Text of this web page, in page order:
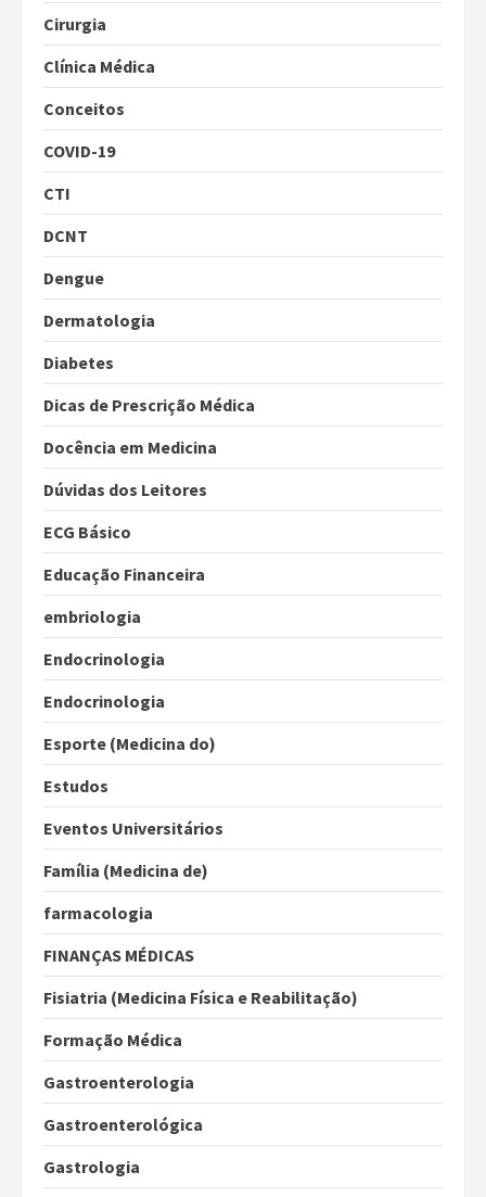
Cirurgia
Clínica Médica
Conceitos
COVID-19
CTI
DCNT
Dengue
Dermatologia
Diabetes
Dicas de Prescrição Médica
Docência em Medicina
Dúvidas dos Leitores
ECG Básico
Educação Financeira
embriologia
Endocrinologia
Endocrinologia
Esporte (Medicina do)
Estudos
Eventos Universitários
Família (Medicina de)
farmacologia
FINANÇAS MÉDICAS
Fisiatria (Medicina Física e Reabilitação)
Formação Médica
Gastroenterologia
Gastroenterológica
Gastrologia